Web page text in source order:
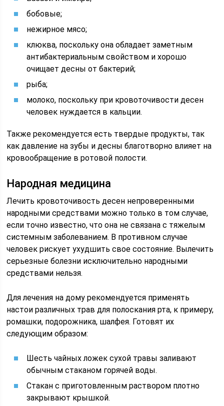
бобовые;
нежирное мясо;
клюква, поскольку она обладает заметным
антибактериальным свойством и хорошо
очищает десны от бактерий;
рыба;
молоко, поскольку при кровоточивости десен
человек нуждается в кальции.
Также рекомендуется есть твердые продукты, так
как давление на зубы и десны благотворно влияет на
кровообращение в ротовой полости.
Народная медицина
Лечить кровоточивость десен непроверенными
народными средствами можно только в том случае,
если точно известно, что она не связана с тяжелым
системным заболеванием. В противном случае
человек рискует ухудшить свое состояние. Вылечить
серьезные болезни исключительно народными
средствами нельзя.
Для лечения на дому рекомендуется применять
настои различных трав для полоскания рта, к примеру,
ромашки, подорожника, шалфея. Готовят их
следующим образом:
Шесть чайных ложек сухой травы заливают
обычным стаканом горячей воды.
Стакан с приготовленным раствором плотно
закрывают крышкой.